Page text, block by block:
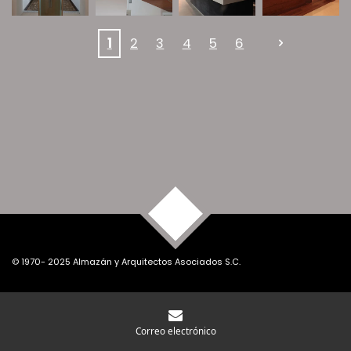
1 2 3 4 5 6
© 1970- 2025 Almazán y Arquitectos Asociados S.C.
Correo electrónico